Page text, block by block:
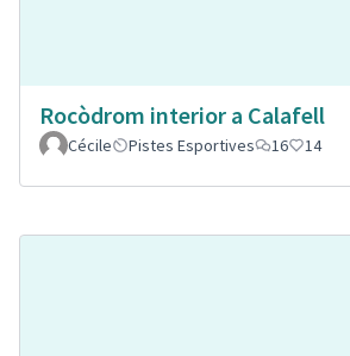
Rocòdrom interior a Calafell
Cécile
Pistes Esportives 16 14